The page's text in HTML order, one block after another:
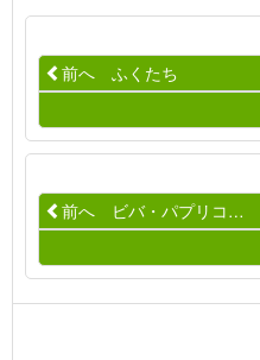
前へ ふくたち
前へ ビバ・パプリコ…